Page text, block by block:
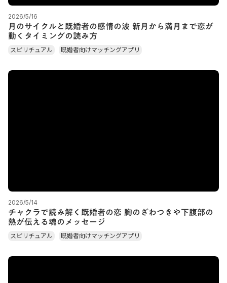
2026/5/16
月のサイクルと既婚者の感情の波 新月から満月まで恋が
動くタイミングの読み方
スピリチュアル 既婚者向けマッチングアプリ
2026/5/14
チャクラで読み解く既婚者の恋 胸のざわつきや下腹部の
熱が伝える魂のメッセージ
スピリチュアル 既婚者向けマッチングアプリ